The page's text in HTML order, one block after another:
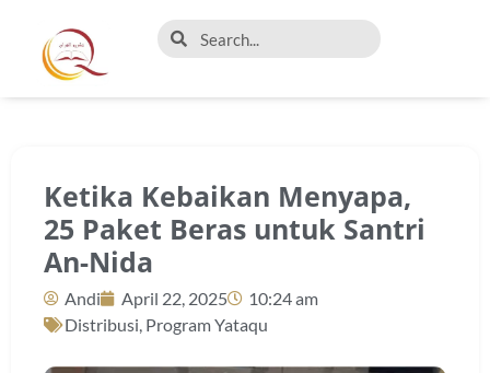
Ketika Kebaikan Menyapa,
25 Paket Beras untuk Santri
An-Nida
Andi April 22, 2025
10:24 am
Distribusi, Program Yataqu